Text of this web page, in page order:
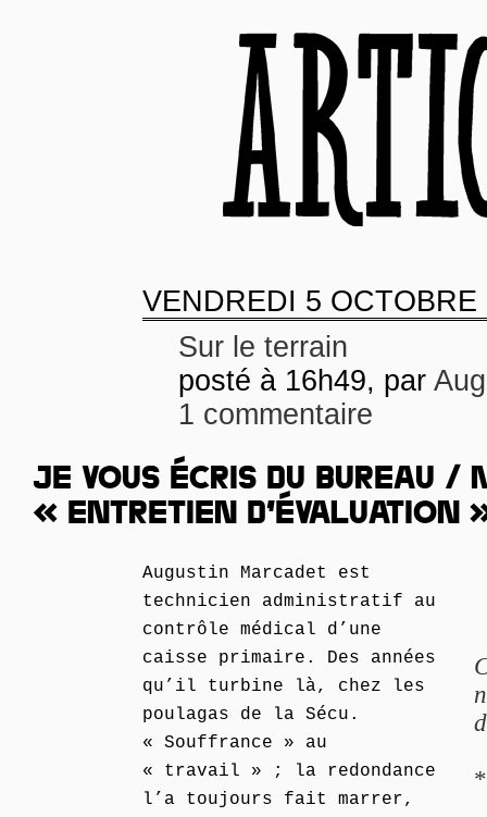
VENDREDI 5 OCTOBRE
Sur le terrain
posté à 16h49, par
1 commentaire
JE VOUS ÉCRIS DU BUREAU /
« ENTRETIEN D’ÉVALUATION
Augustin Marcadet est
technicien administratif au
contrôle médical d’une
caisse primaire. Des années
qu’il turbine là, chez les
poulagas de la Sécu.
« Souffrance » au
« travail » ; la redondance
l’a toujours fait marrer,